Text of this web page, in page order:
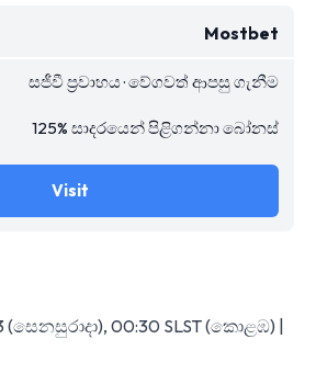
Mostbet
සජීවී ප්‍රවාහය · වේගවත් ආපසු ගැනීම
125% සාදරයෙන් පිළිගන්නා බෝනස්
Visit
00:30 SLST (කොළඹ) |